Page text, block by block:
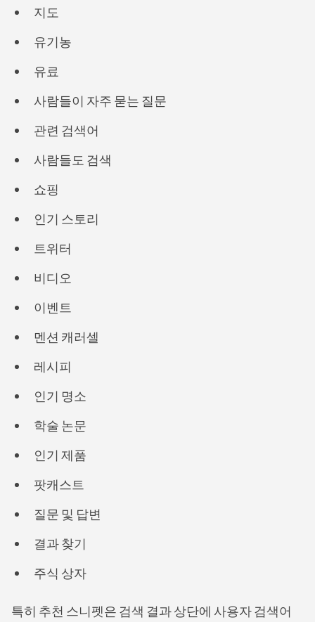
지도
유기농
유료
사람들이 자주 묻는 질문
관련 검색어
사람들도 검색
쇼핑
인기 스토리
트위터
비디오
이벤트
멘션 캐러셀
레시피
인기 명소
학술 논문
인기 제품
팟캐스트
질문 및 답변
결과 찾기
주식 상자
특히 추천 스니펫은 검색 결과 상단에 사용자 검색어